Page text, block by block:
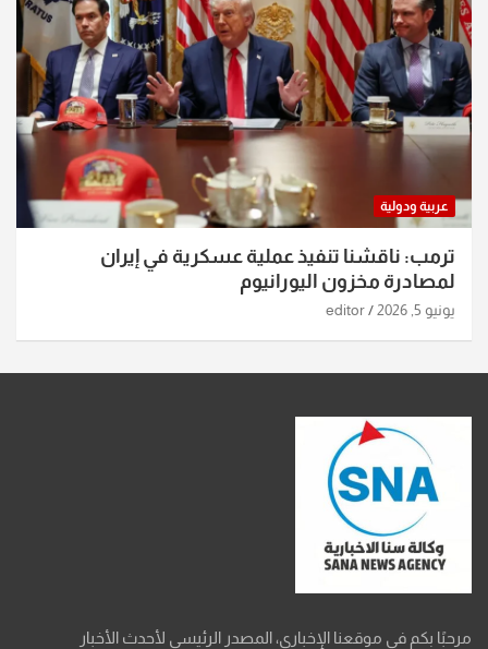
عربية ودولية
ترمب: ناقشنا تنفيذ عملية عسكرية في إيران
لمصادرة مخزون اليورانيوم
يونيو 5, 2026 editor
مرحبًا بكم في موقعنا الإخباري، المصدر الرئيسي لأحدث الأخبار